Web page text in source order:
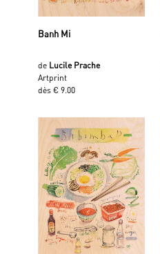
Banh Mi
de Lucile Prache
Artprint
dès € 9.00